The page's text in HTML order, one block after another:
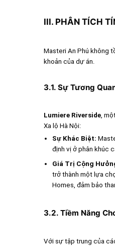
III. PHÂN TÍCH
Masteri An Phú không
khoản của dự án.
3.1. Sự Tương
Lumiere Riverside,
Xa lộ Hà Nội:
Sự Khác Biệt:
định vị ở phân khúc
Giá Trị Cộng
trở thành một lựa
Homes, đảm bảo
3.2. Tiềm Năng
Với sự tập trung của